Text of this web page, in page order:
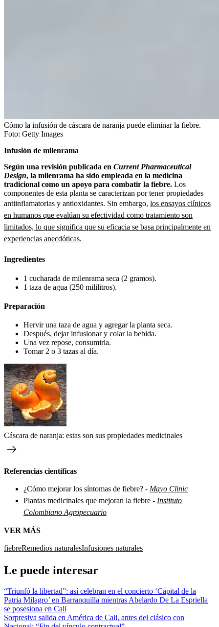
Cómo la infusión de cáscara de naranja puede eliminar la fiebre.
Foto: Getty Images
Infusión de milenrama
Según una revisión publicada en Current Pharmaceutical
Design, la milenrama ha sido empleada en la medicina
tradicional como un apoyo para combatir la fiebre. Los
componentes de esta planta se caracterizan por tener propiedades
antiinflamatorias y antioxidantes. Sin embargo, los ensayos clínicos
en humanos que evalúan su efectividad como tratamiento son
limitados, lo que significa que su eficacia se basa principalmente en
experiencias anecdóticas.
Ingredientes
1 cucharada de milenrama seca (2 gramos).
1 taza de agua (250 mililitros).
Preparación
Hervir una taza de agua y agregar la planta seca.
Después, dejar infusionar y colar la bebida.
Una vez repose, consumirla.
Tomar 2 o 3 tazas al día.
Cáscara de naranja: estas son sus propiedades medicinales
Referencias científicas
¿Cómo mejorar los síntomas de fiebre? - Mayo Clinic
Plantas medicinales que mejoran la fiebre - Instituto
Colombiano Agropecuario
VER MÁS
fiebreRemedios naturalesInfusiones naturales
Le puede interesar
“Triunfó la libertad”: así celebran en el concierto ‘Capital de la
Patria Milagro’ en Barranquilla mientras Abelardo De La Espriella
se posesiona en Cali
Sorpresiva salida en América de Cali, antes del clásico con